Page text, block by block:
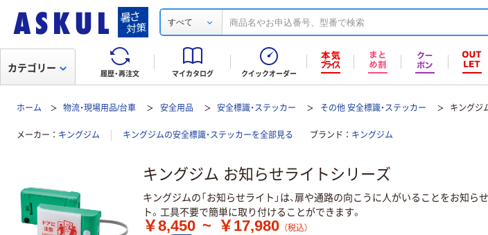
すべて
履歴・再注文 マイカタログ クイックオーダー
カテゴリー
ホーム 物流・現場用品/台車 安全用品 安全標識・ステッカー その他 安全標識・ステッカー キングジ
メーカー キングジム キングジムの安全標識・ステッカーを全部見る ブランド キングジム
キングジム お知らせライトシリーズ
キングジムの「お知らせライト」は、扉や通路の向こうに人がいることをお知
ト。工具不要で簡単に取り付けることができます。
￥8,450 ~ ￥17,980 （税込）